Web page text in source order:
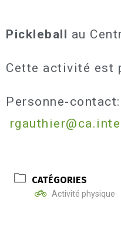
Pickleball au
Cette activité est
Personne-
CATÉGORIES
Activité physique